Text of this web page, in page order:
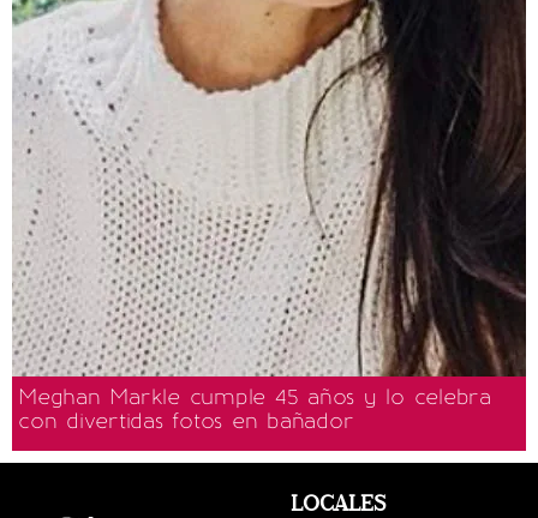
Meghan Markle cumple 45 años y lo celebra
con divertidas fotos en bañador
LOCALES